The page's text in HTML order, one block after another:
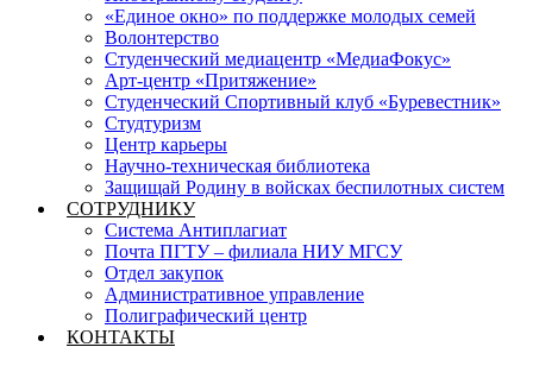
«Единое окно» по поддержке молодых семей
Волонтерство
Студенческий медиацентр «МедиаФокус»
Арт-центр «Притяжение»
Студенческий Спортивный клуб «Буревестник»
Студтуризм
Центр карьеры
Научно-техническая библиотека
Защищай Родину в войсках беспилотных систем
СОТРУДНИКУ
Система Антиплагиат
Почта ПГТУ – филиала НИУ МГСУ
Отдел закупок
Административное управление
Полиграфический центр
КОНТАКТЫ